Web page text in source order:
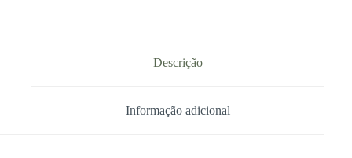
Descrição
Informação adicional